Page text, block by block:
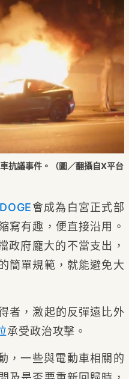
抗議事件。（圖／翻攝自X平台
DOGE會成為白宮正式部
寫有趣，便直接沿用。
政府龐大的不當支出，
簡單規範，就能避免大
者，激起的反彈遠比外
承受政治攻擊。
，一些與電動車相關的